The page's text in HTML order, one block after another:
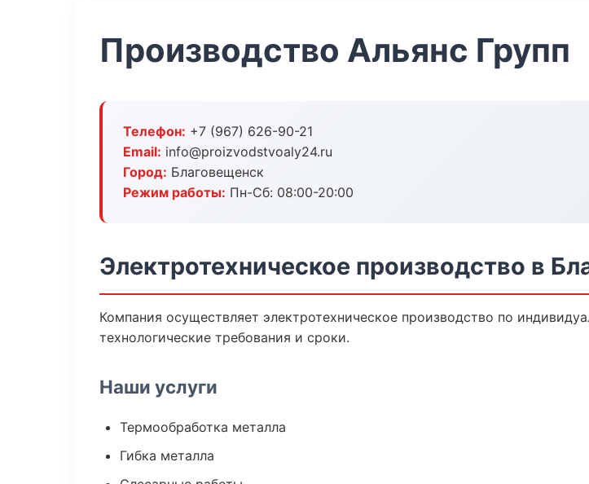
Производство Альянс Групп
Телефон: +7 (967) 626-90-21
Email: info@proizvodstvoaly24.ru
Город: Благовещенск
Режим работы: Пн-Сб: 08:00-20:00
Электротехническое производство в
Компания осуществляет электротехническое производство по
технологические требования и сроки.
Наши услуги
Термообработка металла
Гибка металла